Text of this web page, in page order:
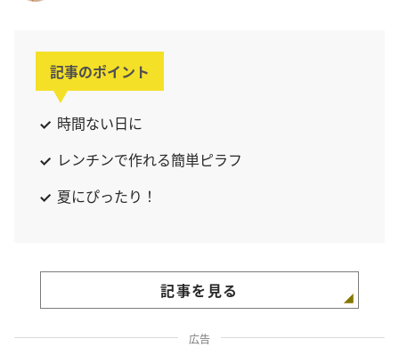
記事のポイント
時間ない日に
レンチンで作れる簡単ピラフ
夏にぴったり！
記事を見る
広告